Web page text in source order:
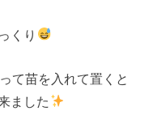
くり
て苗を入れて置くと
ました